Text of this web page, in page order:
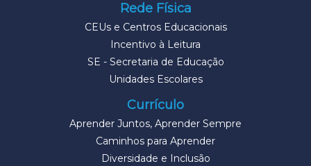
Rede Física
CEUs e Centros Educacionais
Incentivo à Leitura
SE - Secretaria de Educação
Unidades Escolares
Currículo
Aprender Juntos, Aprender Sempre
Caminhos para Aprender
Diversidade e Inclusão